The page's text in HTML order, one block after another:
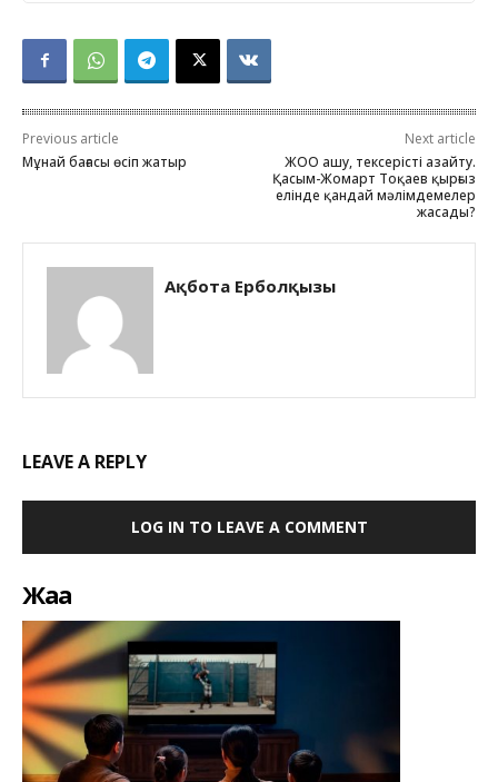
Previous article
Мұнай бағасы өсіп жатыр
Next article
ЖОО ашу, тексерісті азайту.
Қасым-Жомарт Тоқаев қырғыз
елінде қандай мәлімдемелер
жасады?
Ақбота Ерболқызы
LEAVE A REPLY
LOG IN TO LEAVE A COMMENT
Жаңа